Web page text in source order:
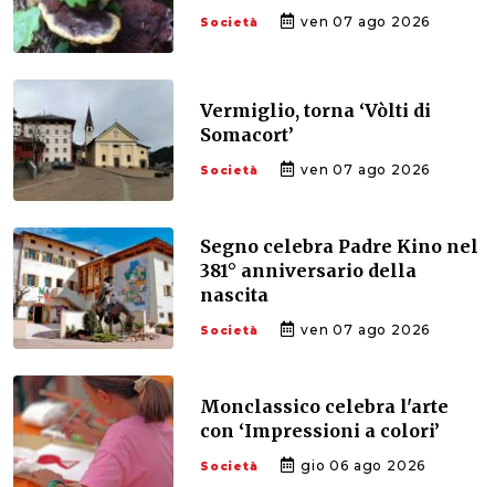
Società ven 07 ago 2026
Vermiglio, torna ‘Vòlti di
Somacort’
Società ven 07 ago 2026
Segno celebra Padre Kino nel
381° anniversario della
nascita
Società ven 07 ago 2026
Monclassico celebra l'arte
con ‘Impressioni a colori’
Società gio 06 ago 2026